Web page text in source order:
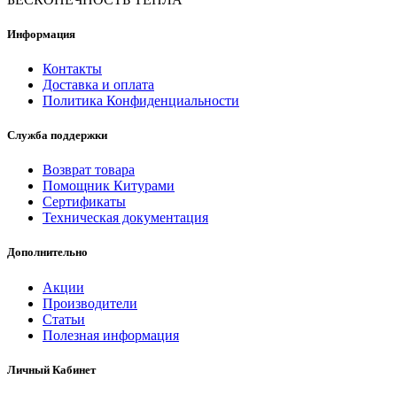
Информация
Контакты
Доставка и оплата
Политика Конфиденциальности
Служба поддержки
Возврат товара
Помощник Китурами
Сертификаты
Техническая документация
Дополнительно
Акции
Производители
Статьи
Полезная информация
Личный Кабинет